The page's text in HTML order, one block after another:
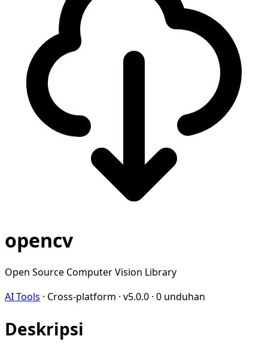
opencv
Open Source Computer Vision Library
AI Tools · Cross-platform · v5.0.0 · 0 unduhan
Deskripsi